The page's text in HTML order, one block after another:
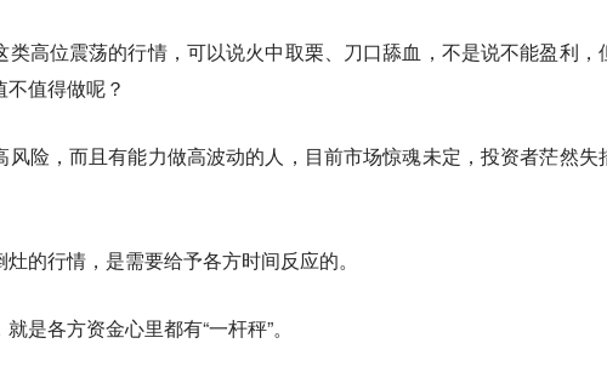
类高位震荡的行情，可以说火中取栗、刀口舔血，不是说不能盈利，
值得做呢？
风险，而且有能力做高波动的人，目前市场惊魂未定，投资者茫然失
的行情，是需要给予各方时间反应的。
是各方资金心里都有“一杆秤”。